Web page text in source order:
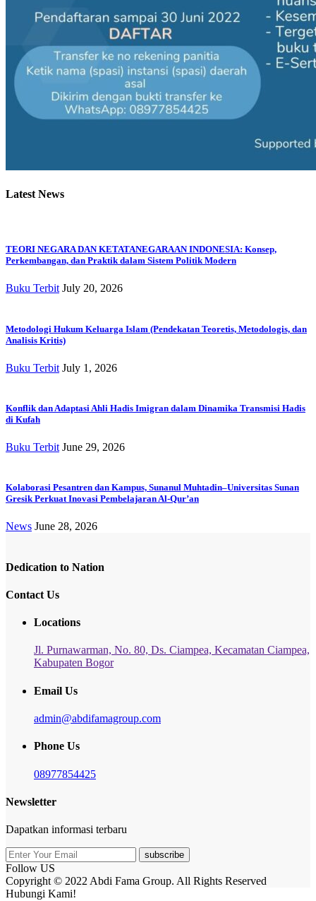
Latest News
TEORI NEGARA DAN KETATANEGARAAN INDONESIA: Konsep,
Perkembangan, dan Praktik dalam Sistem Politik Modern
Buku Terbit July 20, 2026
Metodologi Hukum Keluarga Islam (Pendekatan Teoretis, Metodologis, dan
Analisis Kritis)
Buku Terbit July 1, 2026
Konflik dan Adaptasi Ahli Hadis Imigran dalam Dinamika Transmisi Hadis
di Kufah
Buku Terbit June 29, 2026
Kolaborasi Pesantren dan Kampus, Sunanul Muhtadin–Universitas Sunan
Gresik Perkuat Inovasi Pembelajaran Al-Qur’an
News June 28, 2026
Dedication to Nation
Contact Us
Locations
Jl. Purnawarman, No. 80, Ds. Ciampea, Kecamatan Ciampea,
Kabupaten Bogor
Email Us
admin@abdifamagroup.com
Phone Us
08977854425
Newsletter
Dapatkan informasi terbaru
subscribe
Follow US
Copyright © 2022 Abdi Fama Group. All Rights Reserved
Hubungi Kami!